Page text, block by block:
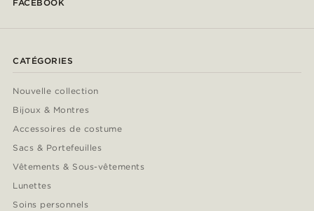
FACEBOOK
CATÉGORIES
Nouvelle collection
Bijoux & Montres
Accessoires de costume
Sacs & Portefeuilles
Vêtements & Sous-vêtements
Lunettes
Soins personnels